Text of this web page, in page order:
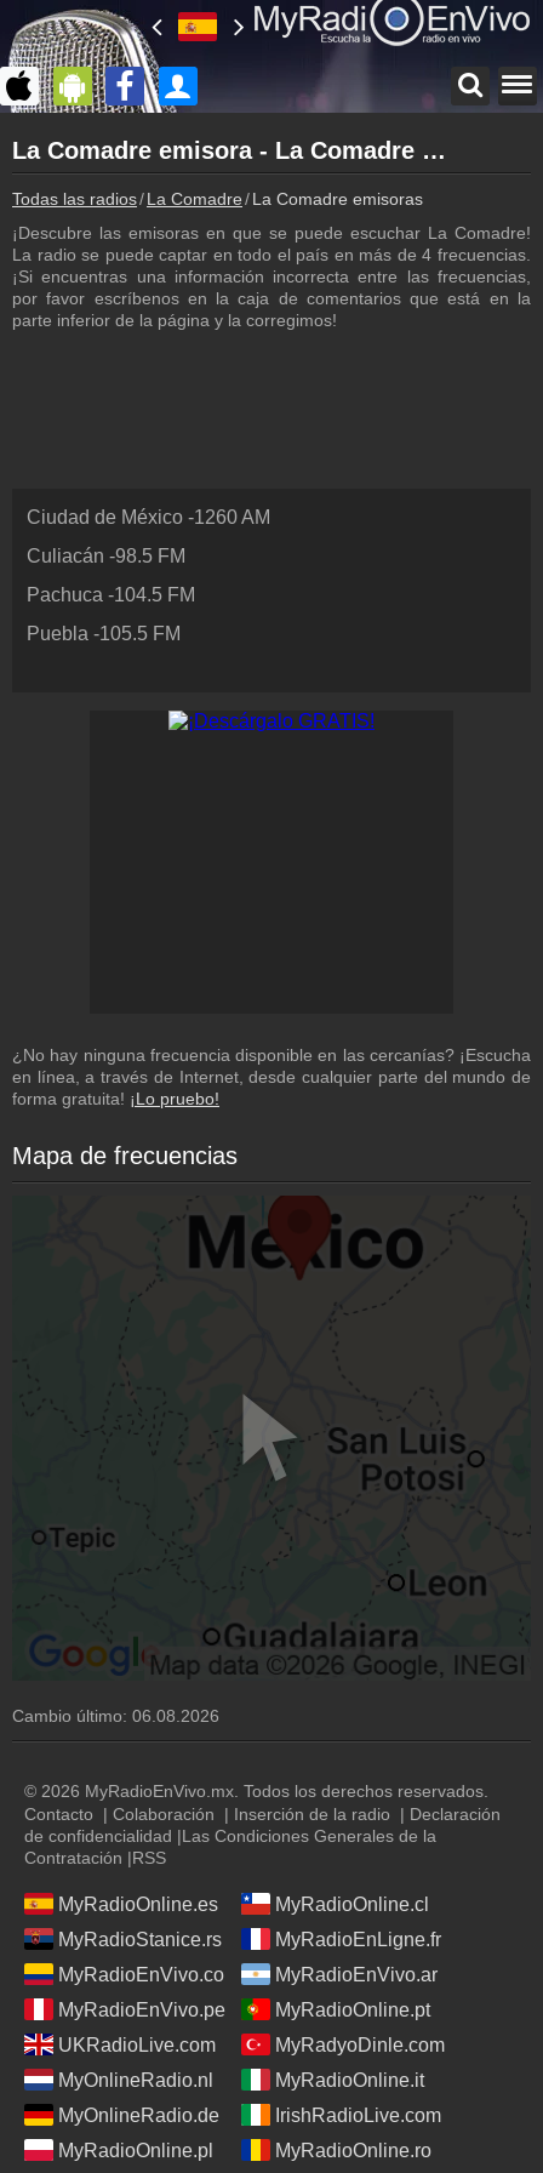
myradioenvivo.mx
La Comadre
Atrás a la página de La Comadre
Inicio de sesión
¡Crea una cuenta propia!
Lista de canciones
Noticias
Noticias con relación a La Comadre
¡Escríbenos!
Colaboración
Inclúyelo a tu sitio web
La Comadre emisora - La Comadre frecuencia
Todas las radios La Comadre
La Comadre emisoras
¡Descubre las emisoras en que se puede escuchar La Comadre!
La radio se puede captar en todo el país en más de 4 frecuencias.
¡Si encuentras una información incorrecta entre las frecuencias,
por favor escríbenos en la caja de comentarios que está en la
parte inferior de la página y la corregimos!
Ciudad de México -1260AM
Culiacán -98.5 FM
Pachuca -104.5 FM
Puebla -105.5 FM
¿No hay ninguna frecuencia disponible en las cercanías? ¡Escucha
en línea, a través de Internet, desde cualquier parte del mundo de
forma gratuita! ¡Lo pruebo!
Mapa de frecuencias
Cambio último: 06.08.2026
© 2026 MyRadioEnVivo.mx. Todos los derechos reservados.
Contacto | Colaboración | Inserción de la radio | Declaración
de confidencialidad |Las Condiciones Generales de la
Contratación |RSS
MyRadioOnline.es
MyRadioOnline.cl
MyRadioStanice.rs
MyRadioEnLigne.fr
MyRadioEnVivo.co
MyRadioEnVivo.ar
MyRadioEnVivo.pe
MyRadioOnline.pt
UKRadioLive.com
MyRadyoDinle.com
MyOnlineRadio.nl
MyRadioOnline.it
MyOnlineRadio.de
IrishRadioLive.com
MyRadioOnline.pl
MyRadioOnline.ro